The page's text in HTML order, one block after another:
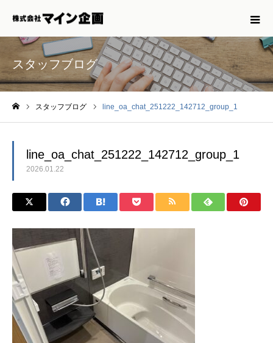
スタッフブログ
スタッフブログ line_oa_chat_251222_142712_group_1
line_oa_chat_251222_142712_group_1
2026.01.22